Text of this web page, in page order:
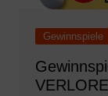
Gewinnspiele